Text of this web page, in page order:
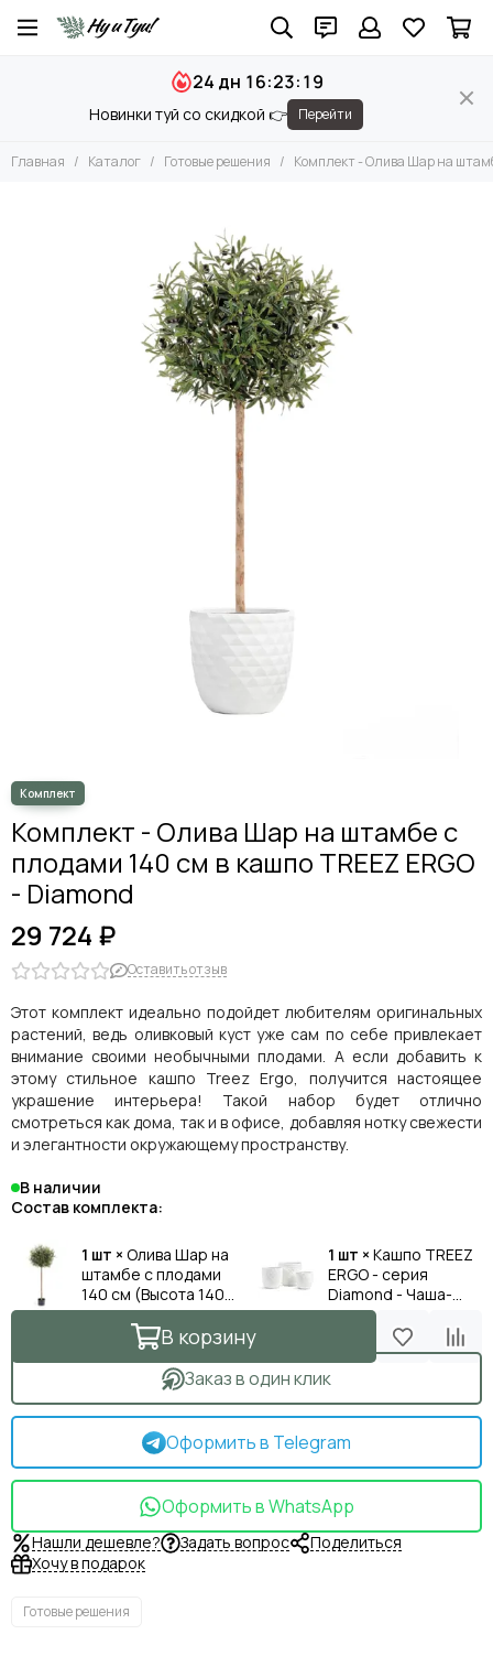
Новинки туй со скидкой 👉
24 дн 16:23:19
Перейти
Главная Каталог Готовые решения Комплект - Олива Шар на
Комплект - Олива Шар на штамбе с
плодами 140 см в кашпо TREEZ ERGO
- Diamond
29 724 ₽
Оставить отзыв
Этот комплект идеально подойдет любителям оригинальных
растений, ведь оливковый куст уже сам по себе привлекает
внимание своими необычными плодами. А если добавить к
этому стильное кашпо Treez Ergo, получится настоящее
украшение интерьера! Такой набор будет отлично
смотреться как дома, так и в офисе, добавляя нотку свежести
и элегантности окружающему пространству.
В наличии
Состав комплекта:
1 шт × Олива Шар на
штамбе с плодами
140 см (Высота 140
см, Диаметр 45)
1 шт × Кашпо TREEZ
ERGO - серия
Diamond - Чаша-
конус - Белый
камень (Высота 43
см, Диаметр 44 см)
В корзину
Заказ в один клик
Оформить в Telegram
Оформить в WhatsApp
Нашли дешевле? Задать вопрос
Поделиться
Хочу в подарок
Готовые решения